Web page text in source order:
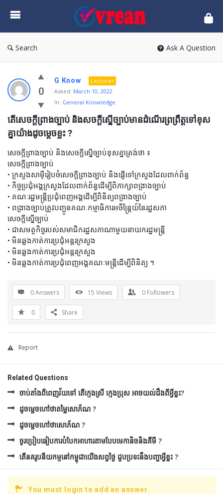
vrean.com
Search Ask A Question
0
G Know
Lecturer
Asked: March 10, 2022
In: General Knowledge
តើសេចក្តីព្រាងច្បាប់ និងសចក្តីស្នើច្បាប់មានដំណើរព្រព្រឹត្តទៅខុស
គ្នាយ៉ាងដូចម្តេចខ្លះ ?​
សេចក្តីព្រាងច្បាប់ និងសេចក្តីស្នើច្បាប់ខុសគ្នាត្រង់ថា ៖
សេចក្តីព្រាងច្បាប់
• ក្រសួងសាម៉ីរៀបចំសេចក្តីព្រាងច្បាប់ និងផ្ញើទៅក្រសួងដែលពាក់ព័ន្ធ
• កិច្ចប្រជុំអង្គក្រសួងដែលពាក់ព័ន្ធដើម្បីពិភាក្សាពង្រាងច្បាប់
• គណៈរដ្ឋមន្ត្រីប្រជុំពេញអង្គដើម្បីពិនិត្យពង្រាងច្បាប់
• ពង្រាងច្បាប់ត្រូវបញ្ជូនគណៈកម្មាធិការអចិន្ត្រៃយ៍នៃរដ្ឋសភា
សេចក្តីស្នើច្បាប់
• ជាសមត្ថកិច្ចរបស់សមាជិករដ្ឋសភាណាមួយនាយករដ្ឋមន្រ្តី
• មិនឆ្លងកាត់ការប្រជុំអន្តរក្រសួង
• មិនឆ្លងកាត់ការប្រជុំអន្តរក្រសួង
• មិនឆ្លងកាត់ការប្រជុំពេញអង្គគណៈមន្រ្តីដើម្បីពិនិត្យ ។
0 Answers 15 Views 0 Followers
0 Share
Report
Related Questions
ចាប់តាំងពីពេញវ័យទៅ តើក្មេងស្រី ក្មេងប្រុស អាចយល់ដឹងពីអ្វីខ្លះ?
ដូចម្ដេចហៅថាតម្លៃសោភ័ណ ?
ដូចម្ដេចហៅថាសោភ័ណ ?
ចូរប្រៀបធៀបការបំបែកអាហារតាមបែបមេកានិចនិងគីមី ?
តើនគរូបនីយកម្មនៅកម្ពុជាយើងសព្វថ្ងៃ ជួបប្រទះនឹងបញ្ហាអ្វីខ្លះ ?
You must login to add an answer.